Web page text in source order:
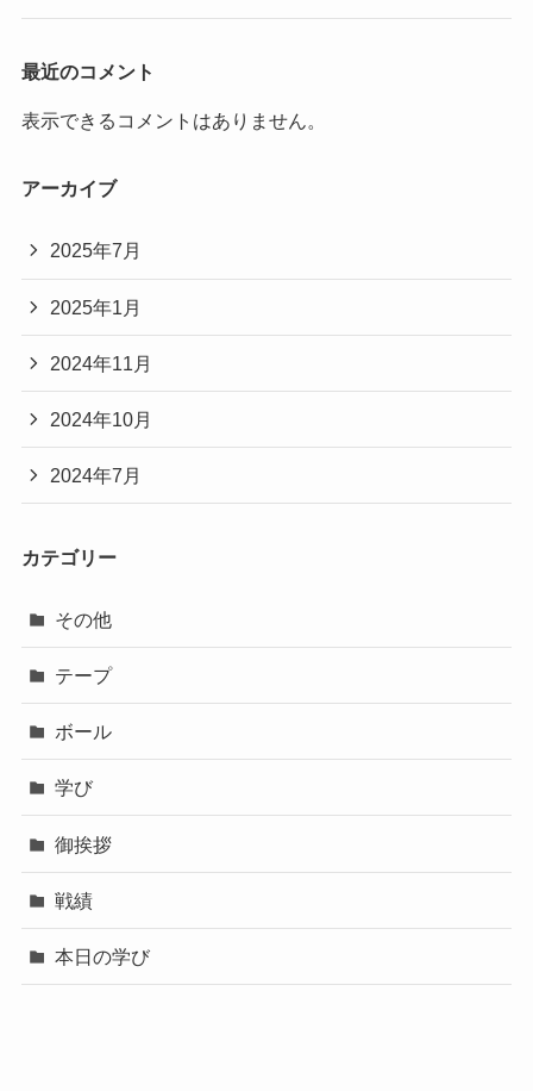
最近のコメント
表示できるコメントはありません。
アーカイブ
2025年7月
2025年1月
2024年11月
2024年10月
2024年7月
カテゴリー
その他
テープ
ボール
学び
御挨拶
戦績
本日の学び